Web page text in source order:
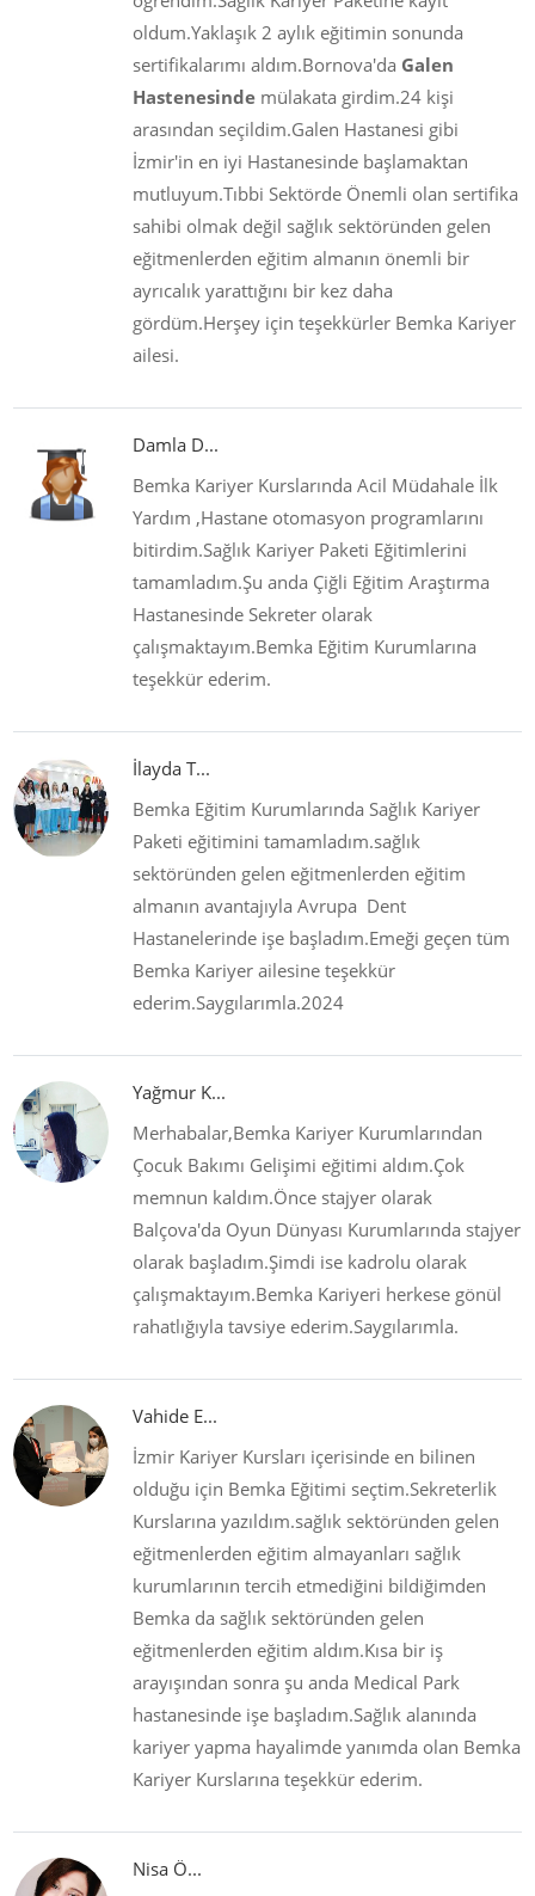
oldum.Yaklaşık 2 aylık eğitimin sonunda
sertifikalarımı aldım.Bornova'da Galen
Hastenesinde mülakata girdim.24 kişi
arasından seçildim.Galen Hastanesi gibi
İzmir'in en iyi Hastanesinde başlamaktan
mutluyum.Tıbbi Sektörde Önemli olan sertifika
sahibi olmak değil sağlık sektöründen gelen
eğitmenlerden eğitim almanın önemli bir
ayrıcalık yarattığını bir kez daha
gördüm.Herşey için teşekkürler Bemka Kariyer
ailesi.
Damla D...
Bemka Kariyer Kurslarında Acil Müdahale İlk
Yardım ,Hastane otomasyon programlarını
bitirdim.Sağlık Kariyer Paketi Eğitimlerini
tamamladım.Şu anda Çiğli Eğitim Araştırma
Hastanesinde Sekreter olarak
çalışmaktayım.Bemka Eğitim Kurumlarına
teşekkür ederim.
İlayda T...
Bemka Eğitim Kurumlarında Sağlık Kariyer
Paketi eğitimini tamamladım.sağlık
sektöründen gelen eğitmenlerden eğitim
almanın avantajıyla Avrupa Dent
Hastanelerinde işe başladım.Emeği geçen tüm
Bemka Kariyer ailesine teşekkür
ederim.Saygılarımla.2024
Yağmur K...
Merhabalar,Bemka Kariyer Kurumlarından
Çocuk Bakımı Gelişimi eğitimi aldım.Çok
memnun kaldım.Önce stajyer olarak
Balçova'da Oyun Dünyası Kurumlarında stajyer
olarak başladım.Şimdi ise kadrolu olarak
çalışmaktayım.Bemka Kariyeri herkese gönül
rahatlığıyla tavsiye ederim.Saygılarımla.
Vahide E...
İzmir Kariyer Kursları içerisinde en bilinen
olduğu için Bemka Eğitimi seçtim.Sekreterlik
Kurslarına yazıldım.sağlık sektöründen gelen
eğitmenlerden eğitim almayanları sağlık
kurumlarının tercih etmediğini bildiğimden
Bemka da sağlık sektöründen gelen
eğitmenlerden eğitim aldım.Kısa bir iş
arayışından sonra şu anda Medical Park
hastanesinde işe başladım.Sağlık alanında
kariyer yapma hayalimde yanımda olan Bemka
Kariyer Kurslarına teşekkür ederim.
Nisa Ö...